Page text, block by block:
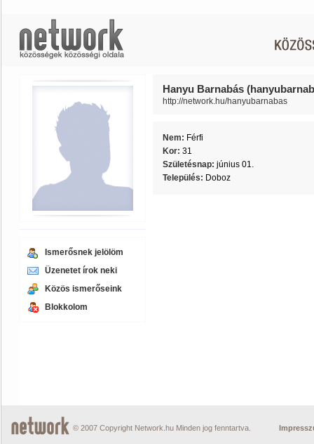
Ismerősnek jelölöm
Üzenetet írok neki
Közös ismerőseink
Blokkolom
Hanyu Barnabás
http://network.hu/hanyubarnabas
Nem: Férfi
Kor: 31
Születésnap: június 01.
Település: Doboz
© 2007 Copyright Network.hu Minden jog fenntartva.